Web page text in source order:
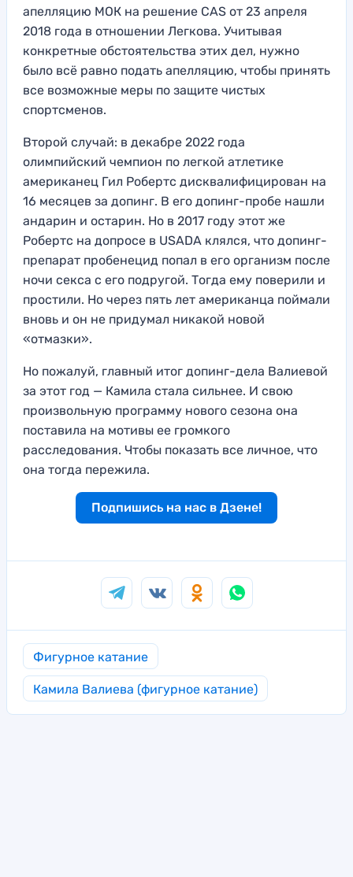
апелляцию МОК на решение CAS от 23 апреля
2018 года в отношении Легкова. Учитывая
конкретные обстоятельства этих дел, нужно
было всё равно подать апелляцию, чтобы принять
все возможные меры по защите чистых
спортсменов.
Второй случай: в декабре 2022 года
олимпийский чемпион по легкой атлетике
американец Гил Робертс дисквалифицирован на
16 месяцев за допинг. В его допинг-пробе нашли
андарин и остарин. Но в 2017 году этот же
Робертс на допросе в USADA клялся, что допинг-
препарат пробенецид попал в его организм после
ночи секса с его подругой. Тогда ему поверили и
простили. Но через пять лет американца поймали
вновь и он не придумал никакой новой
«отмазки».
Но пожалуй, главный итог допинг-дела Валиевой
за этот год — Камила стала сильнее. И свою
произвольную программу нового сезона она
поставила на мотивы ее громкого
расследования. Чтобы показать все личное, что
она тогда пережила.
Подпишись на нас в Дзене!
Фигурное катание
Камила Валиева (фигурное катание)